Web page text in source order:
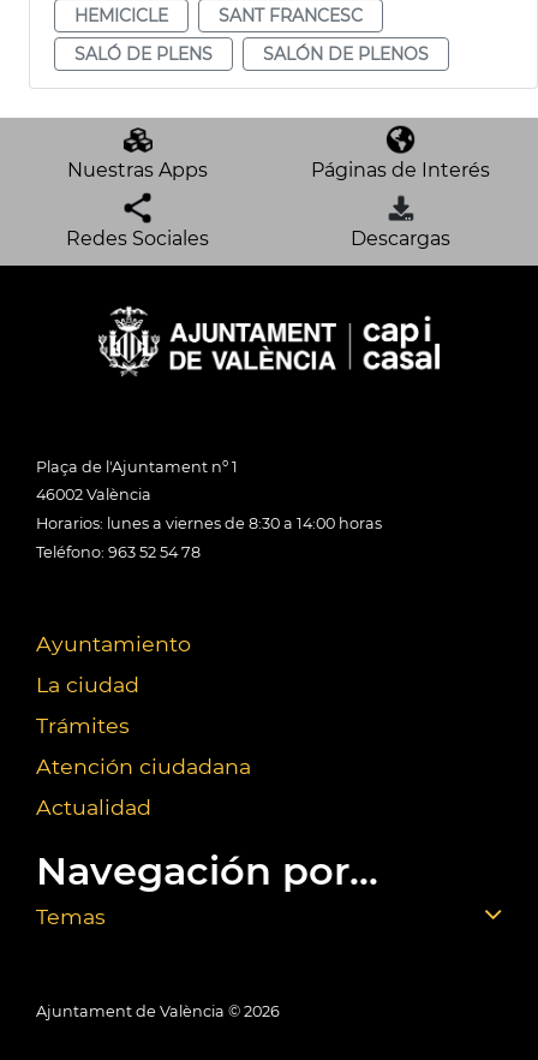
HEMICICLE
SANT FRANCESC
SALÓ DE PLENS
SALÓN DE PLENOS
Nuestras Apps Páginas de Interés
Redes Sociales Descargas
Plaça de l'Ajuntament nº 1
46002 València
Horarios: lunes a viernes de 8:30 a 14:00 horas
Teléfono: 963 52 54 78
Ayuntamiento
La ciudad
Trámites
Atención ciudadana
Actualidad
Navegación por...
Temas
Ajuntament de València © 2026